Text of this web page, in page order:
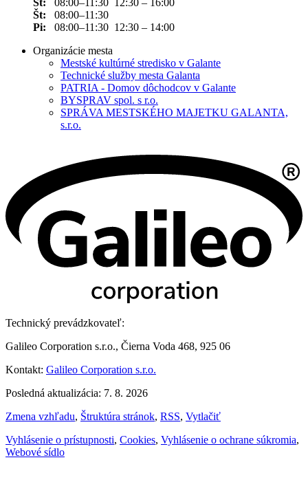
Št: 08:00–11:30
Pi: 08:00–11:30 12:30 – 14:00
Organizácie mesta
Mestské kultúrné stredisko v Galante
Technické služby mesta Galanta
PATRIA - Domov dôchodcov v Galante
BYSPRAV spol. s r.o.
SPRÁVA MESTSKÉHO MAJETKU GALANTA,
s.r.o.
Technický prevádzkovateľ:
Galileo Corporation s.r.o., Čierna Voda 468, 925 06
Kontakt: Galileo Corporation s.r.o.
Posledná aktualizácia: 7. 8. 2026
Zmena vzhľadu, Štruktúra stránok, RSS, Vytlačiť
Vyhlásenie o prístupnosti, Cookies, Vyhlásenie o ochrane súkromia,
Webové sídlo